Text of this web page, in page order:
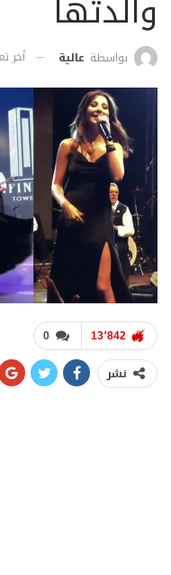
والدتها
بواسطة عالية أخر
0 13٬842
نشر